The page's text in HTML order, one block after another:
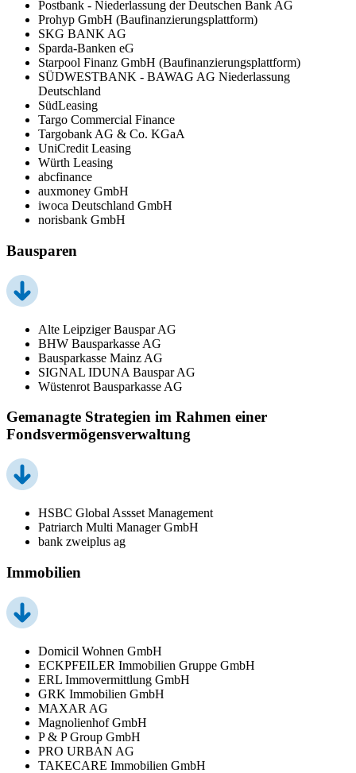
Postbank - Niederlassung der Deutschen Bank AG
Prohyp GmbH (Baufinanzierungsplattform)
SKG BANK AG
Sparda-Banken eG
Starpool Finanz GmbH (Baufinanzierungsplattform)
SÜDWESTBANK - BAWAG AG Niederlassung
Deutschland
SüdLeasing
Targo Commercial Finance
Targobank AG & Co. KGaA
UniCredit Leasing
Würth Leasing
abcfinance
auxmoney GmbH
iwoca Deutschland GmbH
norisbank GmbH
Bausparen
Alte Leipziger Bauspar AG
BHW Bausparkasse AG
Bausparkasse Mainz AG
SIGNAL IDUNA Bauspar AG
Wüstenrot Bausparkasse AG
Gemanagte Strategien im Rahmen einer
Fondsvermögensverwaltung
HSBC Global Assset Management
Patriarch Multi Manager GmbH
bank zweiplus ag
Immobilien
Domicil Wohnen GmbH
ECKPFEILER Immobilien Gruppe GmbH
ERL Immovermittlung GmbH
GRK Immobilien GmbH
MAXAR AG
Magnolienhof GmbH
P & P Group GmbH
PRO URBAN AG
TAKECARE Immobilien GmbH